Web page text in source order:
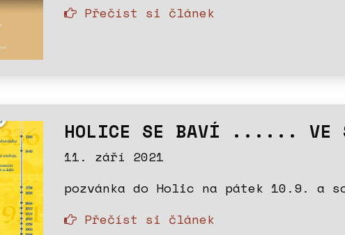
Přečíst si článek
HOLICE SE BAVÍ ...... VE
11. září 2021
pozvánka do Holic na pátek 10.9. a
Přečíst si článek